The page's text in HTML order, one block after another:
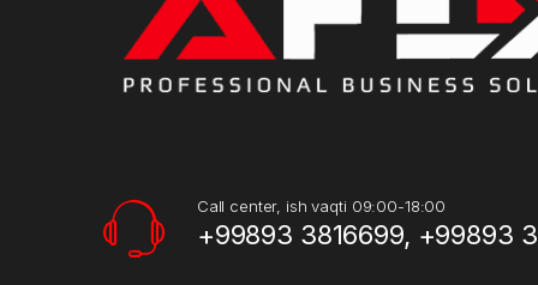
Call center, ish vaqti 09:00-18:00
+99893 3816699, +99893